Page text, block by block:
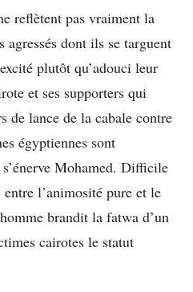
reflètent pas vraiment la
agressés dont ils se targuent
plutôt qu’adouci leur
et ses supporters qui
de lance de la cabale contre
égyptiennes sont
Mohamed. Difficile
l’animosité pure et le
brandit la fatwa d’un
cairotes le statut